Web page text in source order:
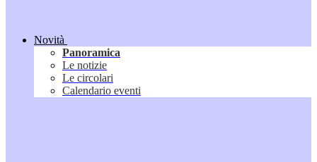
Novità
Panoramica
Le notizie
Le circolari
Calendario eventi